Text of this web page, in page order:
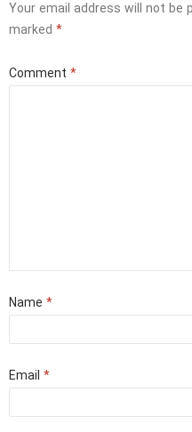
Your email address will not be
marked *
Comment *
Name *
Email *